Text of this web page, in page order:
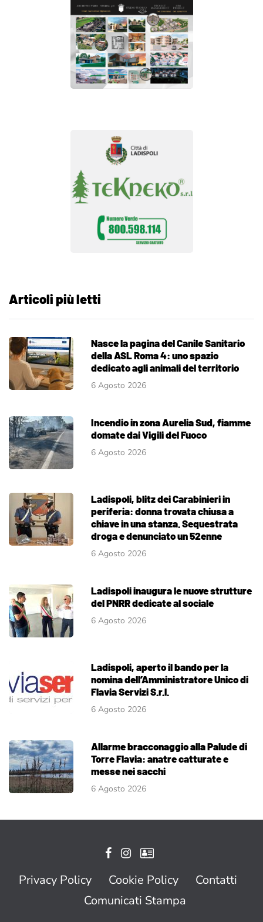
Articoli più letti
Nasce la pagina del Canile Sanitario
della ASL Roma 4: uno spazio
dedicato agli animali del territorio
6 Agosto 2026
Incendio in zona Aurelia Sud, fiamme
domate dai Vigili del Fuoco
6 Agosto 2026
Ladispoli, blitz dei Carabinieri in
periferia: donna trovata chiusa a
chiave in una stanza. Sequestrata
droga e denunciato un 52enne
6 Agosto 2026
Ladispoli inaugura le nuove strutture
del PNRR dedicate al sociale
6 Agosto 2026
Ladispoli, aperto il bando per la
nomina dell’Amministratore Unico di
Flavia Servizi S.r.l.
6 Agosto 2026
Allarme bracconaggio alla Palude di
Torre Flavia: anatre catturate e
messe nei sacchi
6 Agosto 2026
Privacy Policy Cookie Policy
Contatti
Comunicati Stampa